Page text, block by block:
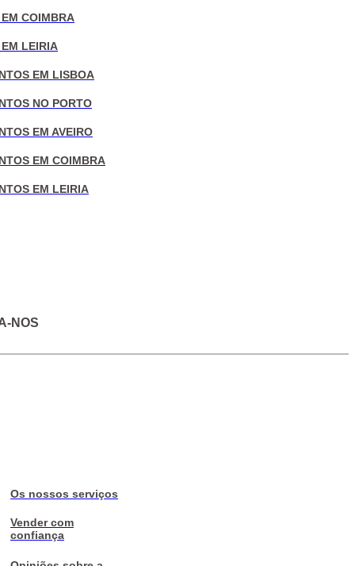
COIMBRA
LEIRIA
EM LISBOA
NO PORTO
EM AVEIRO
EM COIMBRA
EM LEIRIA
NOS
Os nossos serviços
Vender com
confiança